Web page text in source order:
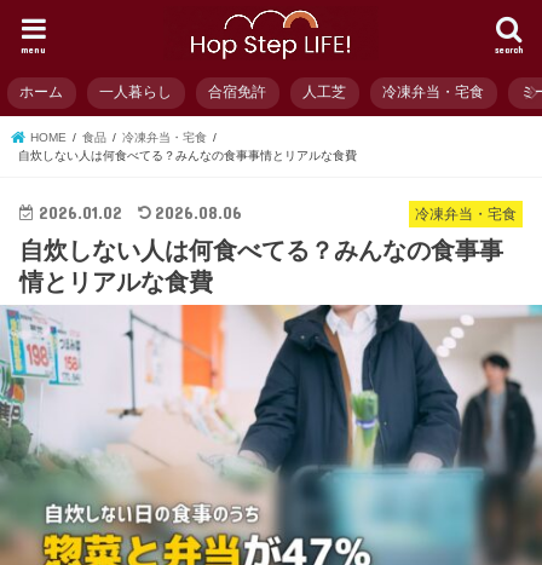
search
menu
ホーム 一人暮らし 合宿免許 人工芝 冷凍弁当・宅食 ミ
HOME 食品
冷凍弁当・宅食
自炊しない人は何食べてる？みんなの食事事情とリアルな食費
冷凍弁当・宅食
2026.01.02 2026.08.06
自炊しない人は何食べてる？みんなの食事事
情とリアルな食費